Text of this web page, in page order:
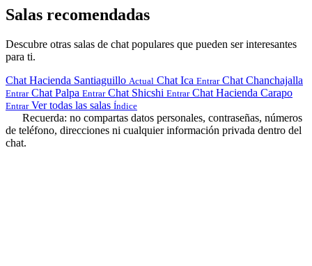
Salas recomendadas
Descubre otras salas de chat populares que pueden ser interesantes
para ti.
Chat Hacienda Santiaguillo Actual Chat Ica Entrar Chat Chanchajalla
Entrar Chat Palpa Entrar Chat Shicshi Entrar Chat Hacienda Carapo
Entrar Ver todas las salas Índice
Recuerda: no compartas datos personales, contraseñas, números
de teléfono, direcciones ni cualquier información privada dentro del
chat.